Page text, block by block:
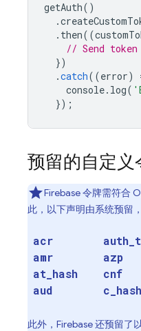
getAuth()
.
. then((
// Send
})
.catch((error)
console. log(
});
预留的自定义
Firebase 令牌需符合
此，以下声明由系统预留
acr
amr
at hash
aud
auth
azp
cnf
c hash
此外，Firebase 还预留了